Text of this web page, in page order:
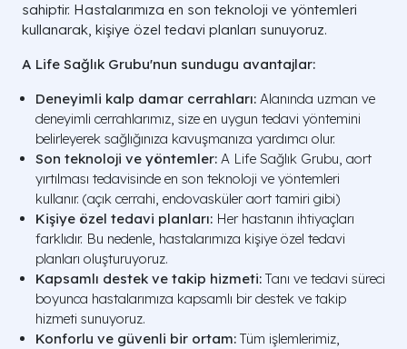
sahiptir. Hastalarımıza en son teknoloji ve yöntemleri
kullanarak, kişiye özel tedavi planları sunuyoruz.
A Life Sağlık Grubu'nun sundugu avantajlar:
Deneyimli kalp damar cerrahları: Alanında uzman ve
deneyimli cerrahlarımız, size en uygun tedavi yöntemini
belirleyerek sağlığınıza kavuşmanıza yardımcı olur.
Son teknoloji ve yöntemler: A Life Sağlık Grubu, aort
yırtılması tedavisinde en son teknoloji ve yöntemleri
kullanır. (açık cerrahi, endovasküler aort tamiri gibi)
Kişiye özel tedavi planları: Her hastanın ihtiyaçları
farklıdır. Bu nedenle, hastalarımıza kişiye özel tedavi
planları oluşturuyoruz.
Kapsamlı destek ve takip hizmeti: Tanı ve tedavi süreci
boyunca hastalarımıza kapsamlı bir destek ve takip
hizmeti sunuyoruz.
Konforlu ve güvenli bir ortam: Tüm işlemlerimiz,